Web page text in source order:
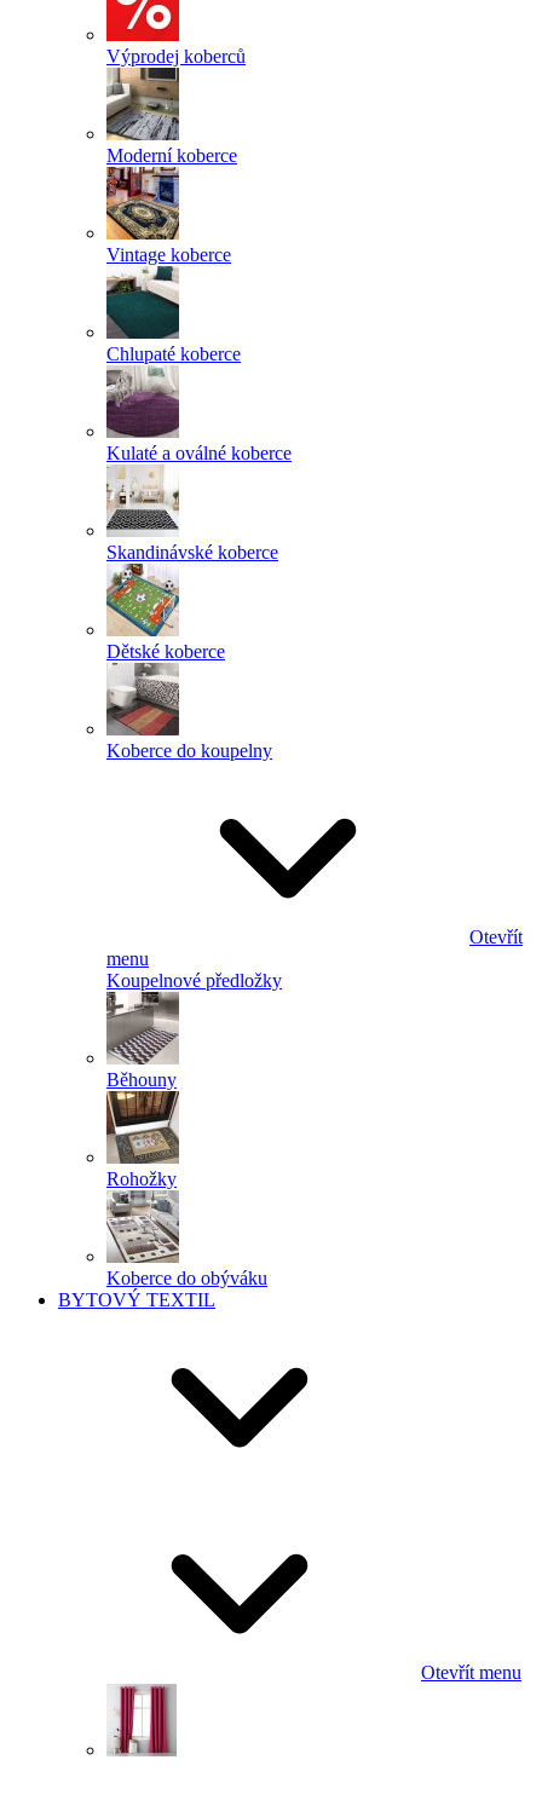
Výprodej koberců
Moderní koberce
Vintage koberce
Chlupaté koberce
Kulaté a oválné koberce
Skandinávské koberce
Dětské koberce
Koberce do koupelny
Otevřít
menu
Koupelnové předložky
Běhouny
Rohožky
Koberce do obýváku
BYTOVÝ TEXTIL
Otevřít menu